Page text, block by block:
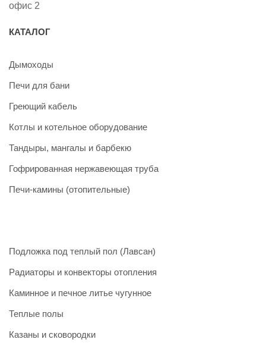
офис 2
КАТАЛОГ
Дымоходы
Печи для бани
Греющий кабель
Котлы и котельное оборудование
Тандыры, мангалы и барбекю
Гофрированная нержавеющая труба
Печи-камины (отопительные)
Подложка под теплый пол (Лавсан)
Радиаторы и конвекторы отопления
Каминное и печное литье чугунное
Теплые полы
Казаны и сковородки